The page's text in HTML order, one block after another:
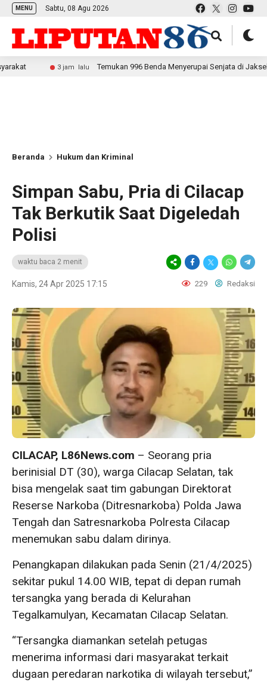
MENU Sabtu, 08 Agu 2026
3 jam lalu Temukan 996 Benda Menyerupai Senjata di Jaksel, Polda
Beranda Hukum dan Kriminal
Simpan Sabu, Pria di Cilacap
Tak Berkutik Saat Digeledah
Polisi
waktu baca 2 menit
Kamis, 24 Apr 2025 17:15 229 Redaksi
CILACAP, L86News.com – Seorang pria
berinisial DT (30), warga Cilacap Selatan, tak
bisa mengelak saat tim gabungan Direktorat
Reserse Narkoba (Ditresnarkoba) Polda Jawa
Tengah dan Satresnarkoba Polresta Cilacap
menemukan sabu dalam dirinya.
Penangkapan dilakukan pada Senin (21/4/2025)
sekitar pukul 14.00 WIB, tepat di depan rumah
tersangka yang berada di Kelurahan
Tegalkamulyan, Kecamatan Cilacap Selatan.
“Tersangka diamankan setelah petugas
menerima informasi dari masyarakat terkait
dugaan peredaran narkotika di wilayah tersebut,”